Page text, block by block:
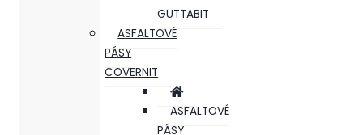
GUTTABIT
ASFALTOVÉ
PÁSY
COVERNIT
ASFALTOVÉ
PÁSY